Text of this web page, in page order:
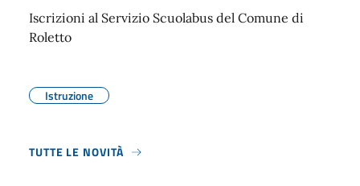
Iscrizioni al Servizio Scuolabus del Comune di
Roletto
Istruzione
TUTTE LE NOVITÀ